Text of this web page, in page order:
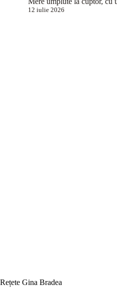
12 iulie 2026
Rețete Gina Bradea